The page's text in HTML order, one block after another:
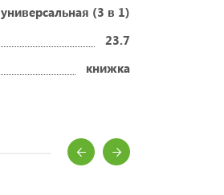
универсальная (3 в 1)
23.7
книжка